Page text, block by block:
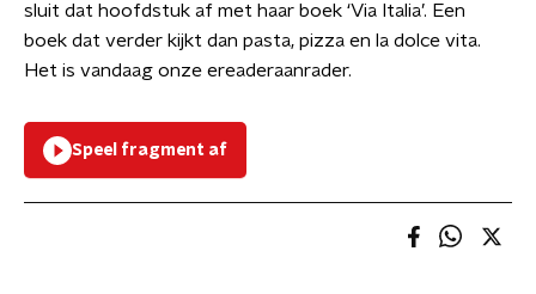
sluit dat hoofdstuk af met haar boek ‘Via Italia’. Een
boek dat verder kijkt dan pasta, pizza en la dolce vita.
Het is vandaag onze ereaderaanrader.
Speel fragment af